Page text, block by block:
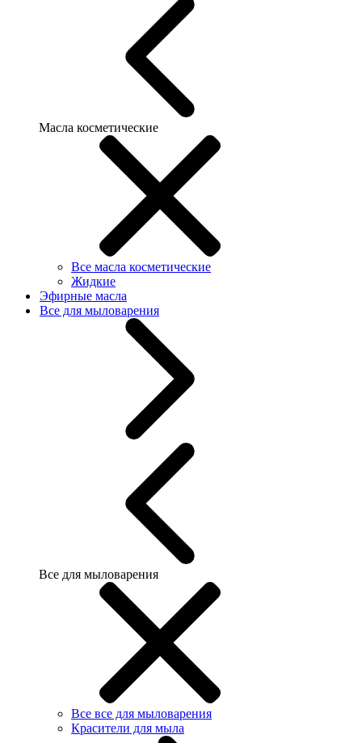
Масла косметические
Все масла косметические
Жидкие
Эфирные масла
Все для мыловарения
Все для мыловарения
Все все для мыловарения
Красители для мыла